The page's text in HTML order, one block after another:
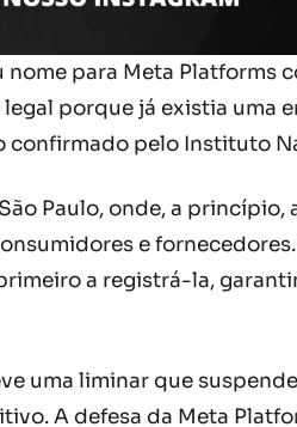
para Meta Platforms
porque já existia uma
confirmado pelo Instituto
Paulo, onde, a
e
a registrá-la,
uma liminar que
A defesa da Meta